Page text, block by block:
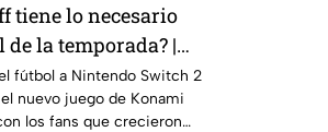
tiene lo necesario
la temporada? |
fútbol a Nintendo Switch 2
nuevo juego de Konami
los fans que crecieron